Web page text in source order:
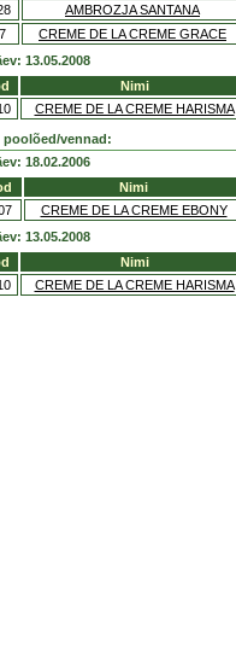
AMBROZJA SANTANA
CREME DE LA CREME GRACE
13.05.2008
Nimi
CREME DE LA CREME HARISMA
poolõed/vennad:
18.02.2006
Nimi
CREME DE LA CREME EBONY
13.05.2008
Nimi
CREME DE LA CREME HARISMA